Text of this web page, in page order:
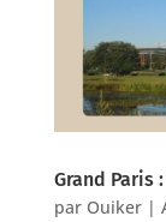
Grand
par Ouiker|